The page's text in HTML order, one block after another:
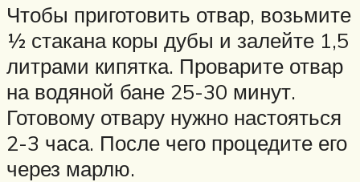
Чтобы приготовить отвар, возьмите
½ стакана коры дубы и залейте 1,5
литрами кипятка. Проварите отвар
на водяной бане 25-30 минут.
Готовому отвару нужно настояться
2-3 часа. После чего процедите его
через марлю.